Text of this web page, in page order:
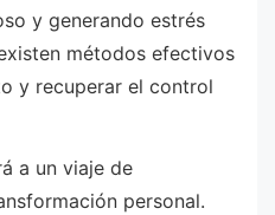
y generando estrés
métodos efectivos
y recuperar el control
a un viaje de
personal.